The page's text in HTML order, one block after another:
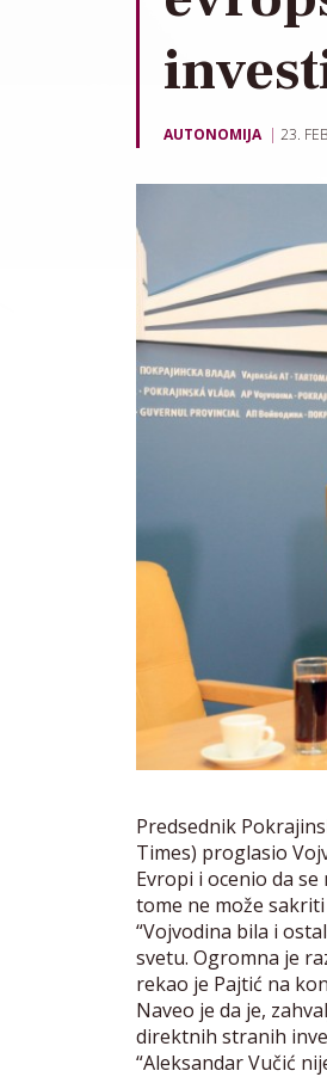
AUTONOMIJA 23.
Predsednik
Times) proglasio
Evropi i ocenio da
tome ne može
“Vojvodina bila i
svetu. Ogromna je
rekao je Pajtić na
Naveo je da je,
direktnih stranih
“Aleksandar Vučić